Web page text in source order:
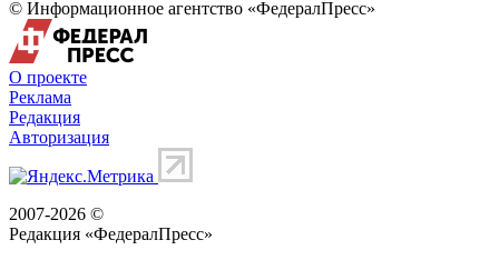
© Информационное агентство «ФедералПресс»
О проекте
Реклама
Редакция
Авторизация
2007-2026 ©
Редакция «ФедералПресс»